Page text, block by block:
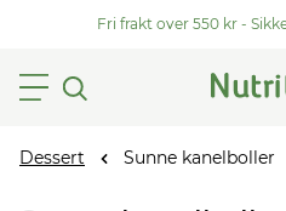
Fri frakt over 550 kr -
Dessert Sunne kanelboller